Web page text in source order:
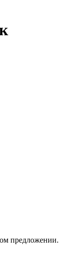
предложении.